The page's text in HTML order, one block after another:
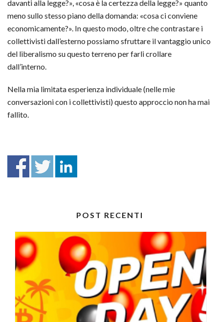
davanti alla legge?», «cosa è la certezza della legge?» quanto
meno sullo stesso piano della domanda: «cosa ci conviene
economicamente?». In questo modo, oltre che contrastare i
collettivisti dall’esterno possiamo sfruttare il vantaggio unico
del liberalismo su questo terreno per farli crollare
dall’interno.
Nella mia limitata esperienza individuale (nelle mie
conversazioni con i collettivisti) questo approccio non ha mai
fallito.
POST RECENTI